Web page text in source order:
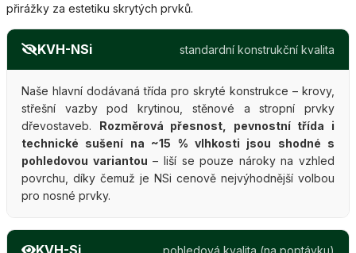
přirážky za estetiku skrytých prvků.
KVH-NSi standardní konstrukční kvalita
Naše hlavní dodávaná třída pro skryté konstrukce – krovy,
střešní vazby pod krytinou, stěnové a stropní prvky
dřevostaveb. Rozměrová přesnost, pevnostní třída i
technické sušení na ~15 % vlhkosti jsou shodné s
pohledovou variantou – liší se pouze nároky na vzhled
povrchu, díky čemuž je NSi cenově nejvýhodnější volbou
pro nosné prvky.
KVH-Si pohledová kvalita (na poptávku)